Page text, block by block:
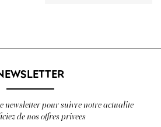
newsletter pour suivre notre actualite
de nos offres privees